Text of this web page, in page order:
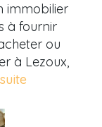
immobilier
à fournir
ou
à Lezoux,